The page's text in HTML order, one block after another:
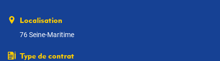
Localisation
76 Seine-Maritime
Type de contrat